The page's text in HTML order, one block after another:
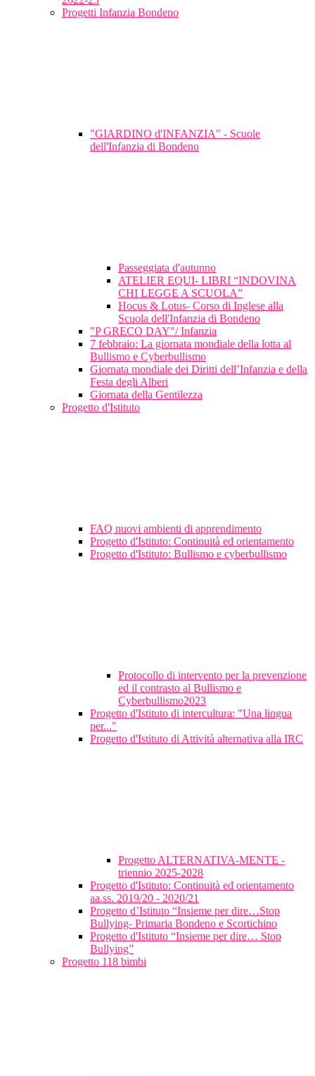
Progetti Infanzia Bondeno
"GIARDINO d'INFANZIA" - Scuole
dell'Infanzia di Bondeno
Passeggiata d'autunno
ATELIER EQUI- LIBRI “INDOVINA
CHI LEGGE A SCUOLA”
Hocus & Lotus- Corso di Inglese alla
Scuola dell'Infanzia di Bondeno
"P GRECO DAY"/ Infanzia
7 febbraio: La giornata mondiale della lotta al
Bullismo e Cyberbullismo
Giornata mondiale dei Diritti dell’Infanzia e della
Festa degli Alberi
Giornata della Gentilezza
Progetto d'Istituto
FAQ nuovi ambienti di apprendimento
Progetto d'Istituto: Continuità ed orientamento
Progetto d'Istituto: Bullismo e cyberbullismo
Protocollo di intervento per la prevenzione
ed il contrasto al Bullismo e
Cyberbullismo2023
Progetto d'Istituto di intercultura: "Una lingua
per..."
Progetto d'Istituto di Attività alternativa alla IRC
Progetto ALTERNATIVA-MENTE -
triennio 2025-2028
Progetto d'Istituto: Continuità ed orientamento
aa.ss. 2019/20 - 2020/21
Progetto d’Istituto “Insieme per dire…Stop
Bullying- Primaria Bondeno e Scortichino
Progetto d'Istituto “Insieme per dire… Stop
Bullying”
Progetto 118 bimbi